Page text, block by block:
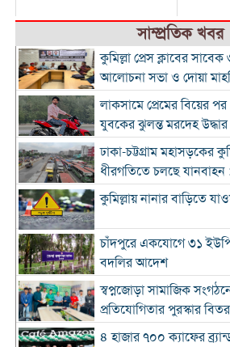
সাম্প্রতিক খবর
কুমিল্লা প্রেস ক্লাবের
আলোচনা সভা ও দোয়া
লাকসামে প্রেমের বিয়ের
যুবকের ঝুলন্ত মরদেহ উদ্ধার
ঢাকা-চট্টগ্রাম মহাসড়কের
ধীরগতিতে চলছে যানবাহন
কুমিল্লায় নানার বাড়িতে
চাঁদপুরে একযোগে ৩১ ইউপি
বদলির আদেশ
স্বপ্নজোড়া সামাজিক
প্রতিযোগিতার পুরস্কার
৪ হাজার ৭০০ ক্যাফের